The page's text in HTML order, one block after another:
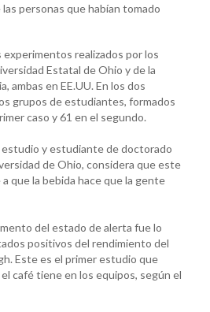
personas que habían tomado
realizados por los
Estatal de Ohio y de la
ambas en EE.UU. En los dos
grupos de estudiantes, formados
caso y 61 en el segundo.
y estudiante de doctorado
de Ohio, considera que este
que la bebida hace que la gente
del estado de alerta fue lo
positivos del rendimiento del
Este es el primer estudio que
café tiene en los equipos, según el